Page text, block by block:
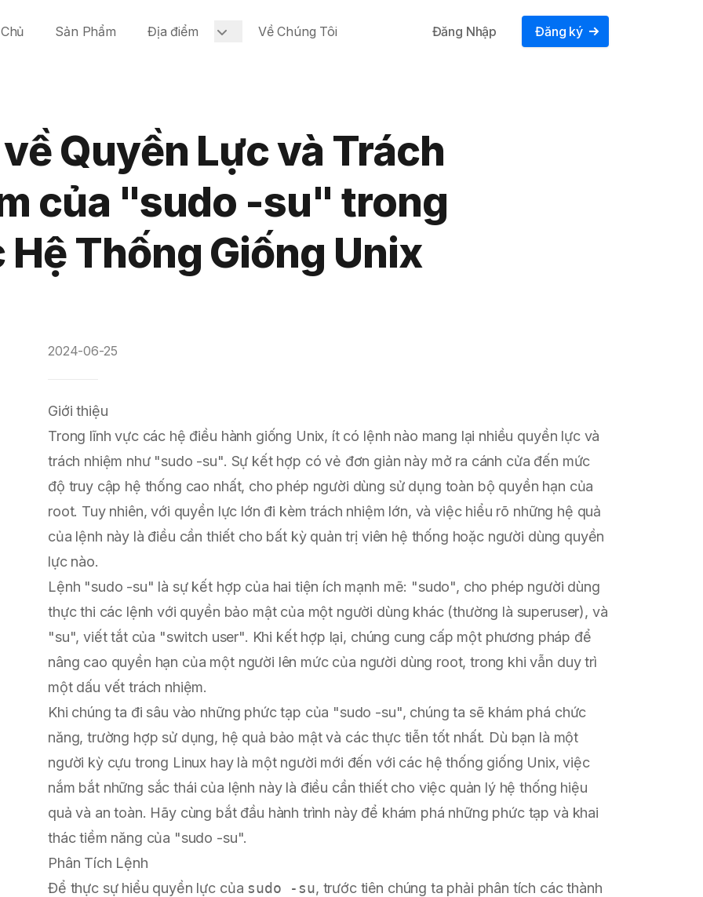
Sản Phẩm Địa điểm Về Chúng Tôi Đăng Nhập Đăng ký
Quyền Lực và Trách
của "sudo -su" trong
Hệ Thống Giống Unix
2024-06-25
Giới thiệu
Trong lĩnh vực các hệ điều hành giống Unix, ít có lệnh nào mang lại nhiều quyền lực và
trách nhiệm như "sudo -su". Sự kết hợp có vẻ đơn giản này mở ra cánh cửa đến mức
độ truy cập hệ thống cao nhất, cho phép người dùng sử dụng toàn bộ quyền hạn của
root. Tuy nhiên, với quyền lực lớn đi kèm trách nhiệm lớn, và việc hiểu rõ những hệ quả
của lệnh này là điều cần thiết cho bất kỳ quản trị viên hệ thống hoặc người dùng quyền
lực nào.
Lệnh "sudo -su" là sự kết hợp của hai tiện ích mạnh mẽ: "sudo", cho phép người dùng
thực thi các lệnh với quyền bảo mật của một người dùng khác (thường là superuser), và
"su", viết tắt của "switch user". Khi kết hợp lại, chúng cung cấp một phương pháp để
nâng cao quyền hạn của một người lên mức của người dùng root, trong khi vẫn duy trì
một dấu vết trách nhiệm.
Khi chúng ta đi sâu vào những phức tạp của "sudo -su", chúng ta sẽ khám phá chức
năng, trường hợp sử dụng, hệ quả bảo mật và các thực tiễn tốt nhất. Dù bạn là một
người kỳ cựu trong Linux hay là một người mới đến với các hệ thống giống Unix, việc
nắm bắt những sắc thái của lệnh này là điều cần thiết cho việc quản lý hệ thống hiệu
quả và an toàn. Hãy cùng bắt đầu hành trình này để khám phá những phức tạp và khai
thác tiềm năng của "sudo -su".
Phân Tích Lệnh
Để thực sự hiểu quyền lực của sudo -su, trước tiên chúng ta phải phân tích các thành